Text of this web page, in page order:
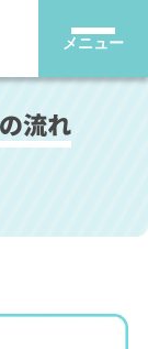
メニュー
流れ